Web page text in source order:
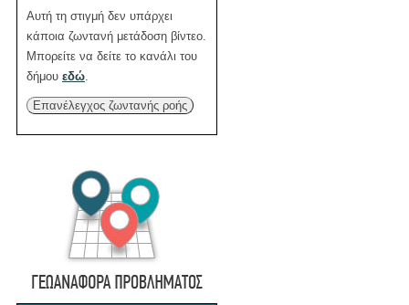
Αυτή τη στιγμή δεν υπάρχει
κάποια ζωντανή μετάδοση βίντεο.
Μπορείτε να δείτε το κανάλι του
δήμου εδώ
Επανέλεγχος ζωντανής ροής